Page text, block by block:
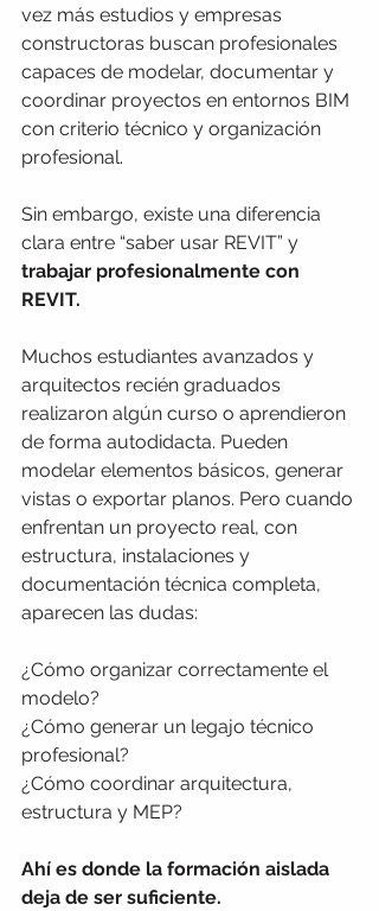
vez más estudios y empresas
constructoras buscan profesionales
capaces de modelar, documentar y
coordinar proyectos en entornos BIM
con criterio técnico y organización
profesional.
Sin embargo, existe una diferencia
clara entre “saber usar REVIT” y
trabajar profesionalmente con
REVIT.
Muchos estudiantes avanzados y
arquitectos recién graduados
realizaron algún curso o aprendieron
de forma autodidacta. Pueden
modelar elementos básicos, generar
vistas o exportar planos. Pero cuando
enfrentan un proyecto real, con
estructura, instalaciones y
documentación técnica completa,
aparecen las dudas:
¿Cómo organizar correctamente el
modelo?
¿Cómo generar un legajo técnico
profesional?
¿Cómo coordinar arquitectura,
estructura y MEP?
Ahí es donde la formación aislada
deja de ser suficiente.